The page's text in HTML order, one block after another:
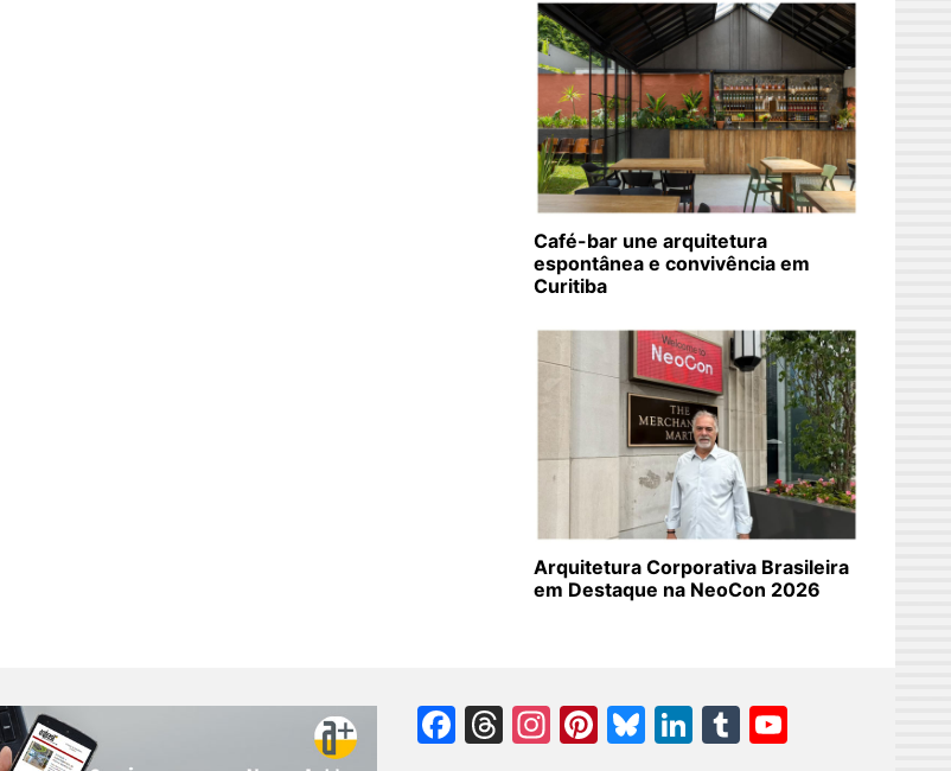
Café-bar une arquitetura
espontânea e convivência em
Curitiba
Arquitetura Corporativa Brasileira
em Destaque na NeoCon 2026
Facebook
Threads
Instagram
Pinterest
Bluesky
LinkedIn
Tumblr